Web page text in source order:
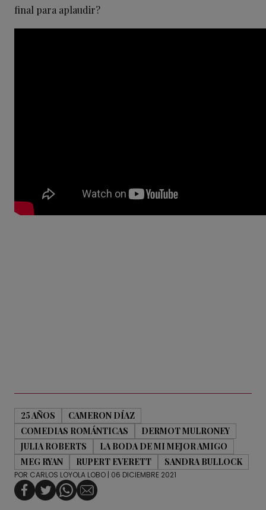
final para aplaudir?
25 AÑOS
CAMERON DÍAZ
COMEDIAS ROMÁNTICAS
DERMOT MULRONEY
JULIA ROBERTS
LA BODA DE MI MEJOR AMIGO
MEG RYAN
RUPERT EVERETT SANDRA BULLOCK
POR CARLOS LOYOLA LOBO | 06 DICIEMBRE 2021